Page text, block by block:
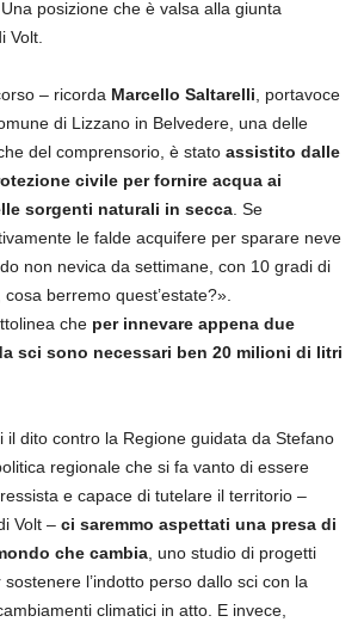
posizione che è valsa alla giunta
Volt.
– ricorda Marcello Saltarelli, portavoce
di Lizzano in Belvedere, una delle
del comprensorio, è stato assistito dalle
civile per fornire acqua ai
sorgenti naturali in secca. Se
le falde acquifere per sparare neve
non nevica da settimane, con 10 gradi di
berremo quest’estate?».
che per innevare appena due
sci sono necessari ben 20 milioni di litri
il dito contro la Regione guidata da Stefano
regionale che si fa vanto di essere
e capace di tutelare il territorio –
Volt – ci saremmo aspettati una presa di
che cambia, uno studio di progetti
l’indotto perso dallo sci con la
climatici in atto. E invece,